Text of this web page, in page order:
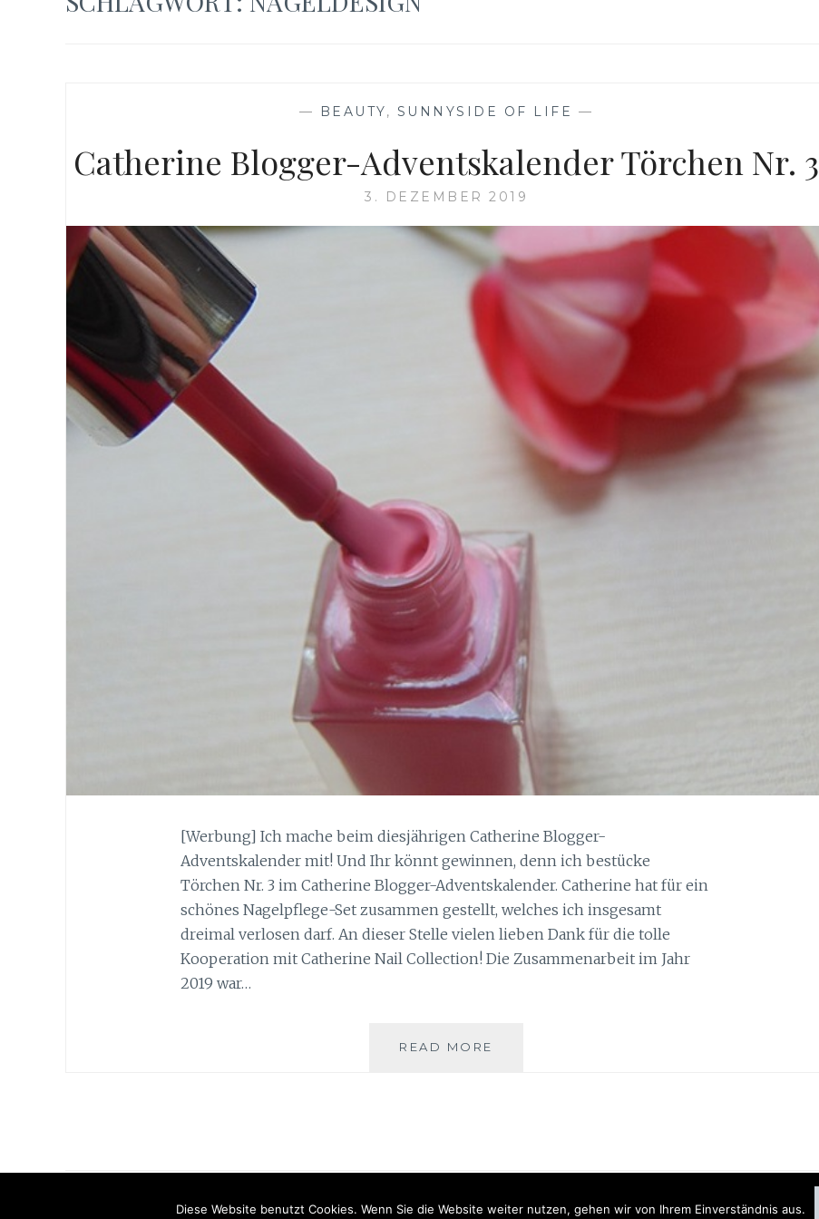
— BEAUTY, SUNNYSIDE OF LIFE —
Catherine Blogger-Adventskalender Törchen Nr. 3
3. DEZEMBER 2019
[Werbung] Ich mache beim diesjährigen Catherine Blogger-
Adventskalender mit! Und Ihr könnt gewinnen, denn ich bestücke
Törchen Nr. 3 im Catherine Blogger-Adventskalender. Catherine hat für ein
schönes Nagelpflege-Set zusammen gestellt, welches ich insgesamt
dreimal verlosen darf. An dieser Stelle vielen lieben Dank für die tolle
Kooperation mit Catherine Nail Collection! Die Zusammenarbeit im Jahr
2019 war…
READ MORE
Proudly powered by WordPress|Theme: Anissa byAlienWP.
Diese Website benutzt Cookies. Wenn Sie die Website weiter nutzen, gehen wir von Ihrem Einverständnis aus.